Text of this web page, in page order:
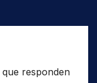
que responden